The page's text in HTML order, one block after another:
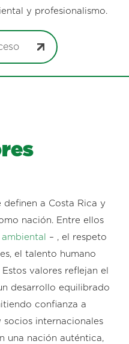
y profesionalismo.
a Costa Rica y
nación. Entre ellos
– , el respeto
el talento humano
valores reflejan el
desarrollo equilibrado
confianza a
socios internacionales
una nación auténtica,